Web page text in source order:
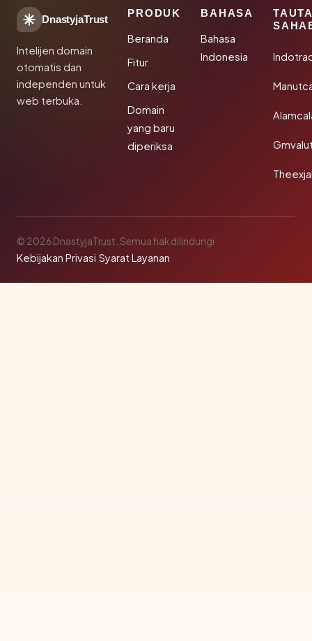
DnastyjaTrust
Intelijen domain
otomatis dan
independen untuk
web terbuka.
PRODUK
Beranda
Fitur
Cara kerja
Domain
yang baru
diperiksa
BAHASA
Bahasa
Indonesia
© 2026 DnastyjaTrust. Semua hak dilindungi.
Kebijakan Privasi·Syarat Layanan